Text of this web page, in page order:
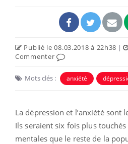
Publié le 08.03.2018 à 22h38 |
Commenter
Mots clés : anxiété
La dépression et l’anxiété sont
Ils seraient six fois plus
mentales que le reste de la